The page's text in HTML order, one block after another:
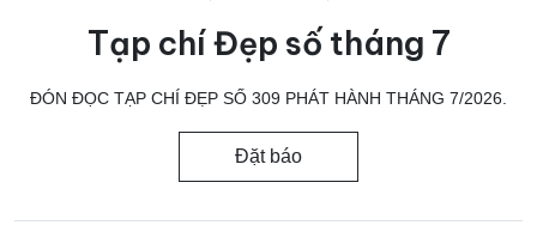
Tạp chí Đẹp số tháng 7
ĐÓN ĐỌC TẠP CHÍ ĐẸP SỐ 309 PHÁT HÀNH THÁNG 7/2026.
Đặt báo